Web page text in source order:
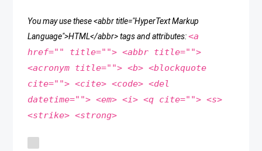
You may use these <abbr title="HyperText Markup
Language">HTML</abbr> tags and attributes:<a
href="" title=""> <abbr title="">
<acronym title=""> <b> <blockquote
cite=""> <cite> <code> <del
datetime=""> <em> <i> <q cite=""> <s>
<strike> <strong>